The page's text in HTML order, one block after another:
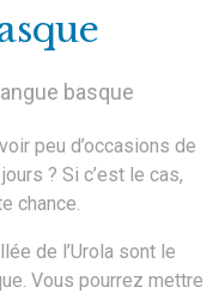
basque
peu d’occasions de
? Si c’est le cas,
chance.
de l’Urola sont le
Vous pourrez mettre